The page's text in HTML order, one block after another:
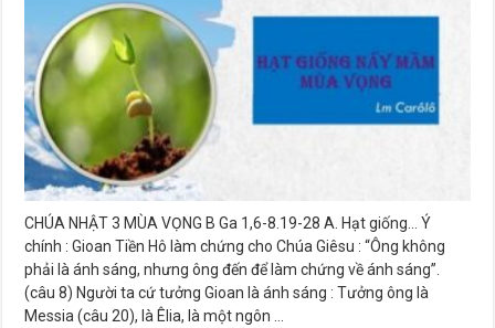
Chúa
Nhật
3
MV
Năm
CHÚA NHẬT 3 MÙA VỌNG B Ga 1,6-8.19-28 A. Hạt giống… Ý
chính : Gioan Tiền Hô làm chứng cho Chúa Giêsu : “Ông không
phải là ánh sáng, nhưng ông đến để làm chứng về ánh sáng”.
(câu 8) Người ta cứ tưởng Gioan là ánh sáng : Tưởng ông là
Messia (câu 20), là Êlia, là một ngôn …